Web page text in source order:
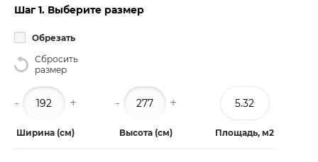
Шаг 1. Выберите размер
Обрезать
Сбросить
размер
- +
Ширина (см)
- +
Высота (см) Площадь, м2